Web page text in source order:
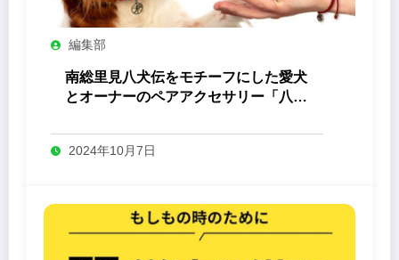
編集部
南総里見八犬伝をモチーフにした愛犬
とオーナーのペアアクセサリー「八心
2024年10月7日